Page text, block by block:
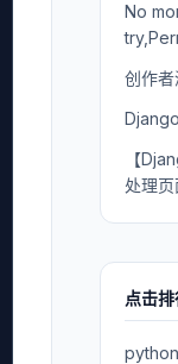
No
创作
【
处理
点击